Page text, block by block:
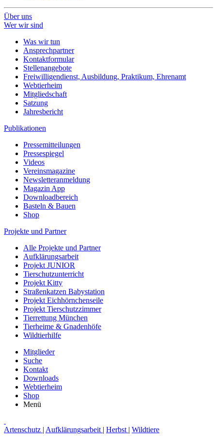
Über uns
Wer wir sind
Was wir tun
Ansprechpartner
Kontaktformular
Stellenangebote
Freiwilligendienst, Ausbildung, Praktikum, Ehrenamt
Webtierheim
Mitgliedschaft
Satzung
Jahresbericht
Publikationen
Pressemitteilungen
Pressespiegel
Videos
Vereinsmagazine
Newsletteranmeldung
Magazin App
Downloadbereich
Basteln & Bauen
Shop
Projekte und Partner
Alle Projekte und Partner
Aufklärungsarbeit
Projekt JUNIOR
Tierschutzunterricht
Projekt Kitty
Straßenkatzen Babystation
Projekt Eichhörnchenseile
Projekt Tierschutzzimmer
Tierrettung München
Tierheime & Gnadenhöfe
Wildtierhilfe
Mitglieder
Suche
Kontakt
Downloads
Webtierheim
Shop
Menü
Artenschutz | Aufklärungsarbeit | Herbst | Wildtiere